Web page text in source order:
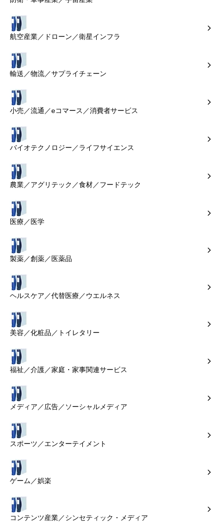
航空産業／ドローン／衛星インフラ
輸送／物流／サプライチェーン
小売／流通／eコマース／消費者サービス
バイオテクノロジー／ライフサイエンス
農業／アグリテック／食材／フードテック
医療／医学
製薬／創薬／医薬品
ヘルスケア／代替医療／ウエルネス
美容／化粧品／トイレタリー
福祉／介護／家庭・家事関連サービス
メディア／広告／ソーシャルメディア
スポーツ／エンターテイメント
ゲーム／娯楽
コンテンツ産業／シンセティック・メディア